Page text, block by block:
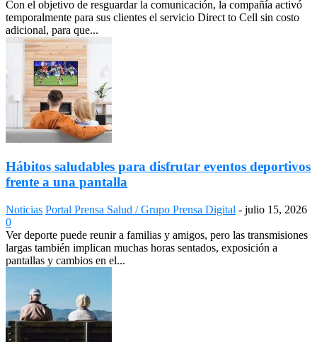
Con el objetivo de resguardar la comunicación, la compañía activó
temporalmente para sus clientes el servicio Direct to Cell sin costo
adicional, para que...
Hábitos saludables para disfrutar eventos deportivos
frente a una pantalla
Noticias Portal Prensa Salud / Grupo Prensa Digital - julio 15, 2026
0
Ver deporte puede reunir a familias y amigos, pero las transmisiones
largas también implican muchas horas sentados, exposición a
pantallas y cambios en el...